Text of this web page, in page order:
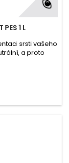
1 L
srsti vašeho
a proto
hladinu